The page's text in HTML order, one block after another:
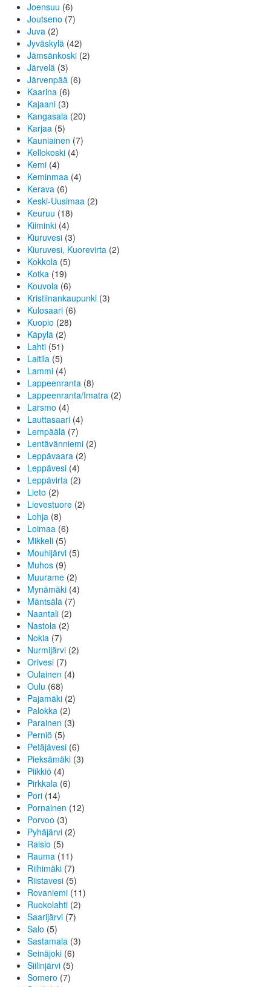
Joensuu (6)
Joutseno (7)
Juva (2)
Jyväskylä (42)
Jämsänkoski (2)
Järvelä (3)
Järvenpää (6)
Kaarina (6)
Kajaani (3)
Kangasala (20)
Karjaa (5)
Kauniainen (7)
Kellokoski (4)
Kemi (4)
Keminmaa (4)
Kerava (6)
Keski-Uusimaa (2)
Keuruu (18)
Kiiminki (4)
Kiuruvesi (3)
Kiuruvesi, Kuorevirta (2)
Kokkola (5)
Kotka (19)
Kouvola (6)
Kristiinankaupunki (3)
Kulosaari (6)
Kuopio (28)
Käpylä (2)
Lahti (51)
Laitila (5)
Lammi (4)
Lappeenranta (8)
Lappeenranta/Imatra (2)
Larsmo (4)
Lauttasaari (4)
Lempäälä (7)
Lentävänniemi (2)
Leppävaara (2)
Leppävesi (4)
Leppävirta (2)
Lieto (2)
Lievestuore (2)
Lohja (8)
Loimaa (6)
Mikkeli (5)
Mouhijärvi (5)
Muhos (9)
Muurame (2)
Mynämäki (4)
Mäntsälä (7)
Naantali (2)
Nastola (2)
Nokia (7)
Nurmijärvi (2)
Orivesi (7)
Oulainen (4)
Oulu (68)
Pajamäki (2)
Palokka (2)
Parainen (3)
Perniö (5)
Petäjävesi (6)
Pieksämäki (3)
Piikkiö (4)
Pirkkala (6)
Pori (14)
Pornainen (12)
Porvoo (3)
Pyhäjärvi (2)
Raisio (5)
Rauma (11)
Riihimäki (7)
Riistavesi (5)
Rovaniemi (11)
Ruokolahti (2)
Saarijärvi (7)
Salo (5)
Sastamala (3)
Seinäjoki (6)
Siilinjärvi (5)
Somero (7)